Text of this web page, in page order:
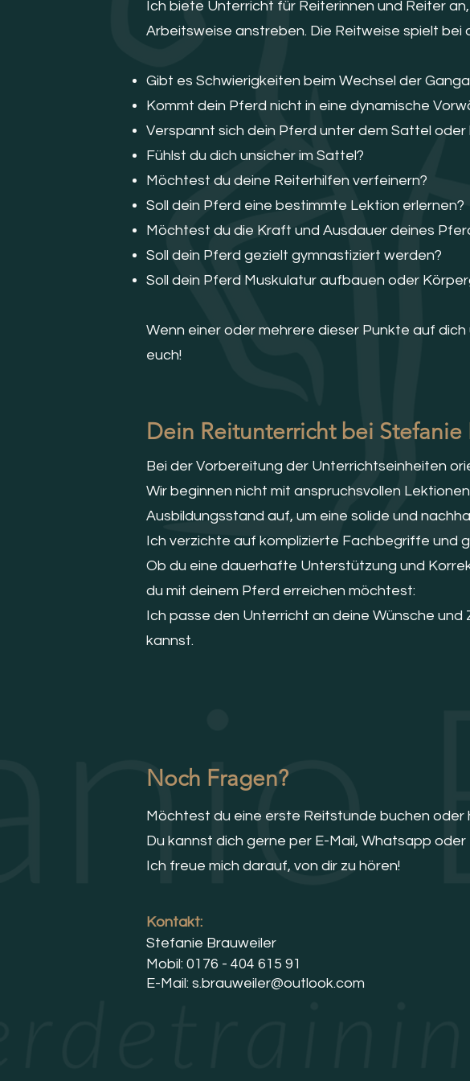
Ich biete Unterricht für Reiterinnen und Reiter
Arbeitsweise anstreben. Die Reitweise spielt bei
Gibt es Schwierigkeiten beim Wechsel der
Kommt dein Pferd nicht in eine dynamische
Verspannt sich dein Pferd unter dem Sattel
Fühlst du dich unsicher im Sattel?
Möchtest du deine Reiterhilfen verfeinern?
Soll dein Pferd eine bestimmte Lektion erlernen?
Möchtest du die Kraft und Ausdauer deines
Soll dein Pferd gezielt gymnastiziert werden?
Soll dein Pferd Muskulatur aufbauen oder
Wenn einer oder mehrere dieser Punkte auf
euch!
Dein Reitunterricht bei Stefanie
Bei der Vorbereitung der Unterrichtseinheiten
Wir beginnen nicht mit anspruchsvollen
Ausbildungsstand auf, um eine solide und
Ich verzichte auf komplizierte Fachbegriffe und
Ob du eine dauerhafte Unterstützung und
du mit deinem Pferd erreichen möchtest:
Ich passe den Unterricht an deine Wünsche
kannst.
Noch Fragen?
Möchtest du eine erste Reitstunde buchen oder
Du kannst dich gerne per E-Mail, Whatsapp oder
Ich freue mich darauf, von dir zu hören!
Kontakt:
Stefanie Brauweiler
Mobil: 0176 - 404 615 91
E-Mail: s.brauweiler@outlook.com